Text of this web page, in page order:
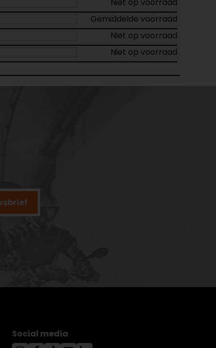
Gemiddelde voorraad
Niet op voorraad
Niet op voorraad
Social media